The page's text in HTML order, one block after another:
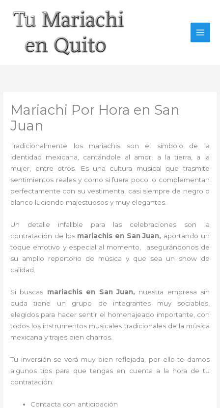
contenido
Mariachi Por Hora en San
Juan
Tradicionalmente los mariachis son el símbolo de la
identidad mexicana, cantándole al amor, a la tierra, a la
mujer, entre otros. Es una cultura musical que trasmite
sentimientos reales y como si fuera poco lo complementan
perfectamente con su vestimenta, casi siempre de negro o
blanco luciendo majestuosos y muy elegantes.
Un detalle infalible para las celebraciones son la
contratación de losmariachis en San Juan, aportando un
toque emotivo y especial al momento, asegurándonos de
su amplio repertorio de música y que sea un show de
calidad.
Si buscas mariachis en San Juan, nuestra empresa sin
duda tiene un grupo de integrantes muy sociables,
elegidos para hacer sentir el homenajeado importante, con
todos los instrumentos musicales tradicionales de la música
mexicana y trajes bien charros.
Tu inversión se verá muy bien reflejada, por ello te damos
algunos tips para que tengas en cuenta a la hora de tu
contratación:
Contacta con anticipación